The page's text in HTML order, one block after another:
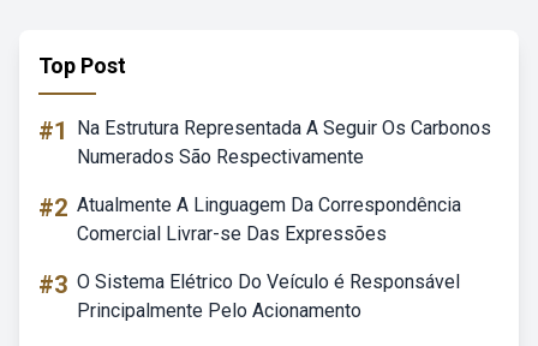
Top Post
#1
Na Estrutura Representada A Seguir Os Carbonos
Numerados São Respectivamente
#2 Atualmente A Linguagem Da Correspondência
Comercial Livrar-se Das Expressões
#3 O Sistema Elétrico Do Veículo é Responsável
Principalmente Pelo Acionamento